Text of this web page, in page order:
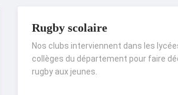
Rugby scolaire
Nos clubs interviennent dans les
collèges du département pour faire
rugby aux jeunes.